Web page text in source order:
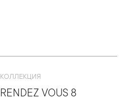
КОЛЛЕКЦИЯ
RENDEZ VOUS 8